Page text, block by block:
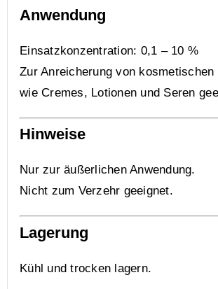
Anwendung
Einsatzkonzentration: 0,1 – 10 %
Zur Anreicherung von kosmetischen
wie Cremes, Lotionen und Seren
Hinweise
Nur zur äußerlichen Anwendung.
Nicht zum Verzehr geeignet.
Lagerung
Kühl und trocken lagern.